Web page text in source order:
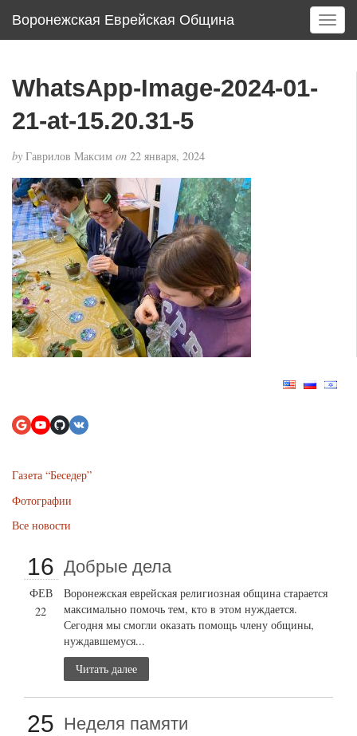
Воронежская Еврейская Община
T
o
WhatsApp-Image-2024-01-
21-at-15.20.31-5
by Гаврилов Максим on 22 января, 2024
Газета “Беседер”
Фотографии
Все новости
16
ФЕВ
22
Добрые дела
Воронежская еврейская религиозная община старается
максимально помочь тем, кто в этом нуждается.
Сегодня мы смогли оказать помощь члену общины,
нуждавшемуся...
Читать далее
25 Неделя памяти